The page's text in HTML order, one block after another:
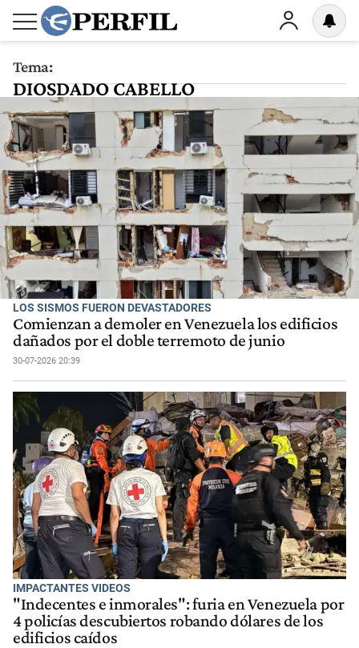
Tema:
DIOSDADO CABELLO
LOS SISMOS FUERON DEVASTADORES
Comienzan a demoler en Venezuela los edificios
dañados por el doble terremoto de junio
30-07-2026 20:39
IMPACTANTES VIDEOS
"Indecentes e inmorales": furia en Venezuela por
4 policías descubiertos robando dólares de los
edificios caídos